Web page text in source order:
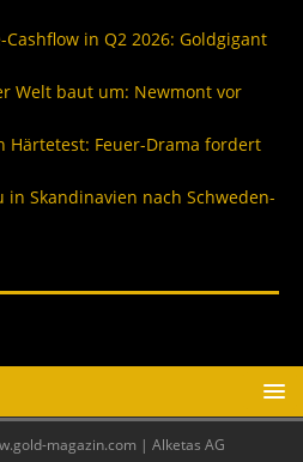
in Q2 2026: Goldgigant
Welt baut um: Newmont vor
Härtetest: Feuer-Drama fordert
in Skandinavien nach Schweden-
magazin.com | Alketas AG